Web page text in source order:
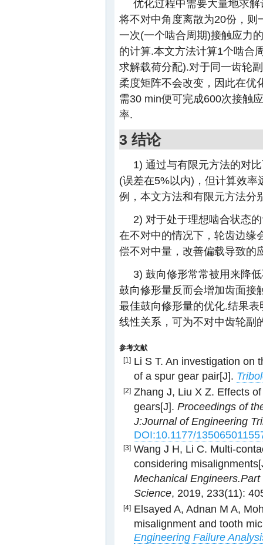
优化过程中需要大量地求
将不对中角度离散为20份，
一次(一个啮合周期)接触应力
的计算.本文方法计算1个啮合
求解载荷分配).对于同一齿轮
柔度矩阵不会改变，因此在优
需30 min便可完成600次接触
率.
3 结论
1) 通过与有限元方法的对
(误差在5%以内)，但计算效
例，本文方法和有限元方法分
2) 对于处于理想啮合状态
在不对中的情况下，轮齿边缘
偿不对中量，改善偏载导致的
3) 鼓向修形常常被用来降
鼓向修形量反而会增加齿面接
最佳鼓向修形量的优化.结果
线性关系，可为不对中齿轮副
参考文献
[1] Li S T. An investigation on
of a spur gear pair[J].
[2] Zhang J, Liu X Z. Effects
gears[J]. Proceedings of
J:Journal of Engineering
DOI:10.1177/
[3] Wang J H, Li C. Multi-
considering
Mechanical
Science, 2019, 233(11):
[4] Elsayed A, Adnan M A,
misalignment and tooth
Engineering Failure